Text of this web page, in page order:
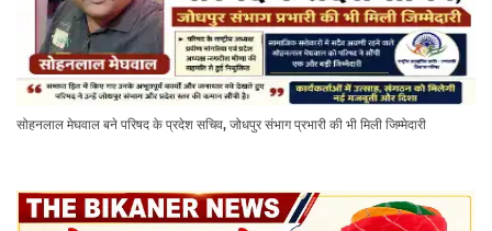
सोहनलाल मेघवाल बने परिषद के प्रदेश सचिव, जोधपुर संभाग प्रभारी की भी मिली जिम्मेदारी